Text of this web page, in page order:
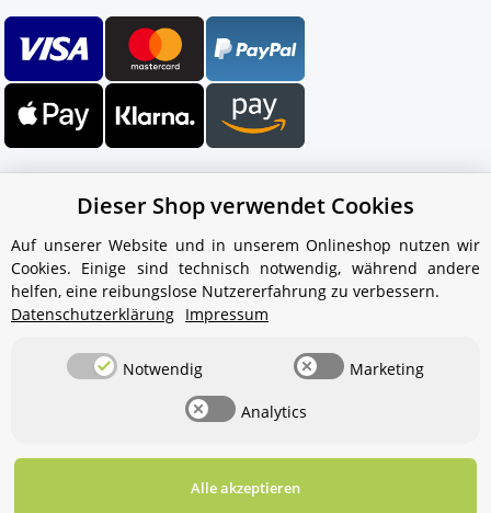
Ihr WhatsApp-Kontakt zum
Service Team
von Aquintos-Wasseraufbereitung
Hallo und herzlich willkommen
Wasseraufbereitung Wie darf ich
Ihnen behilflich sein?
Dieser Shop verwendet Cookies
Auf unserer Website und in unserem Onlineshop nutzen wir
Cookies. Einige sind technisch notwendig, während andere
helfen, eine reibungslose Nutzererfahrung zu verbessern.
Datenschutzerklärung Impressum
Notwendig Marketing
Analytics
Alle akzeptieren